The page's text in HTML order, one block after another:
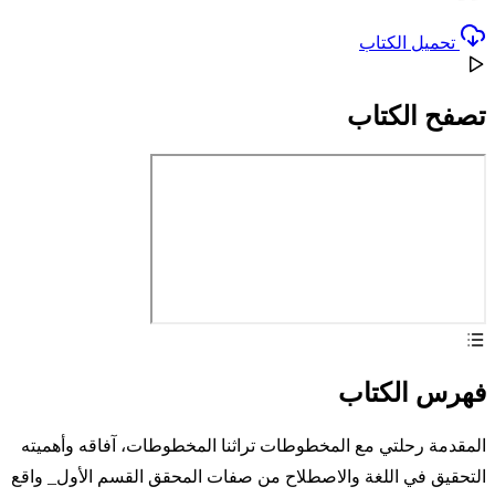
تحميل الكتاب
تصفح الكتاب
فهرس الكتاب
المقدمة رحلتي مع المخطوطات تراثنا المخطوطات، آفاقه وأهميته
التحقيق في اللغة والاصطلاح من صفات المحقق القسم الأول_ واقع